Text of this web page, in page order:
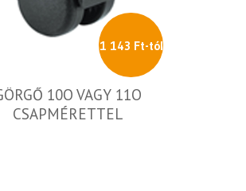
1 143 Ft-tól
10O VAGY 11O
CSAPMÉRETTEL